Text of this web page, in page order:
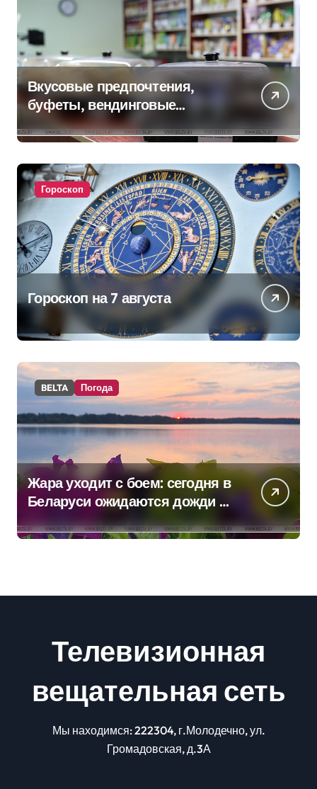
Вкусовые предпочтения,
буфеты, вендинговые
аппараты. Минобразования об
изменениях в школьном
питании
Гороскоп
Гороскоп на 7 августа
BELTA Погода
Жара уходит с боем: сегодня в
Беларуси ожидаются дожди и
грозы
Телевизионная
вещательная сеть
Мы находимся: 222304, г.Молодечно, ул.
Громадовская, д.3А